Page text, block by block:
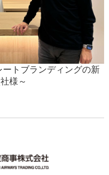
トブランディングの新
様～